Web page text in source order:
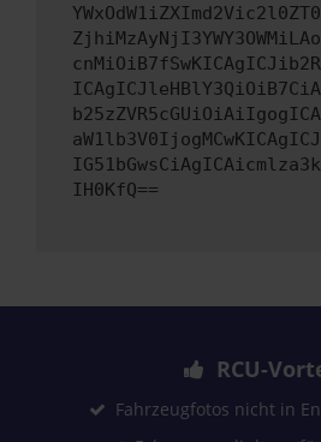
IH0KfQ==
RCU-
Fahrzeugfotos nicht in